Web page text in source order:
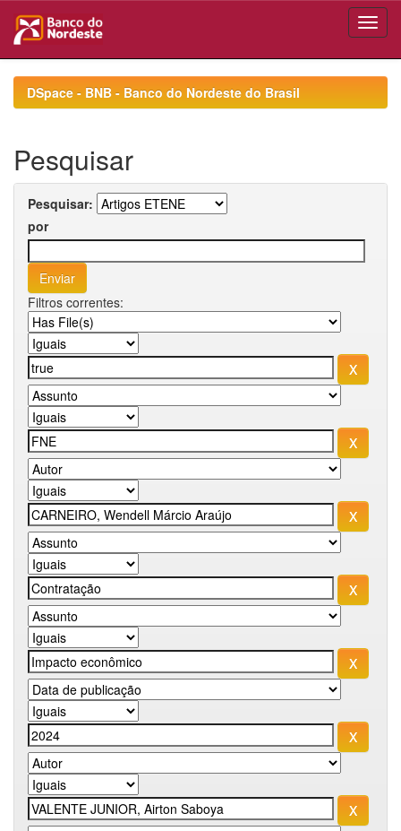
navigationDSpace - BNB - Banco do Nordeste do Brasil
Pesquisar
Pesquisar:
por
Filtros correntes: